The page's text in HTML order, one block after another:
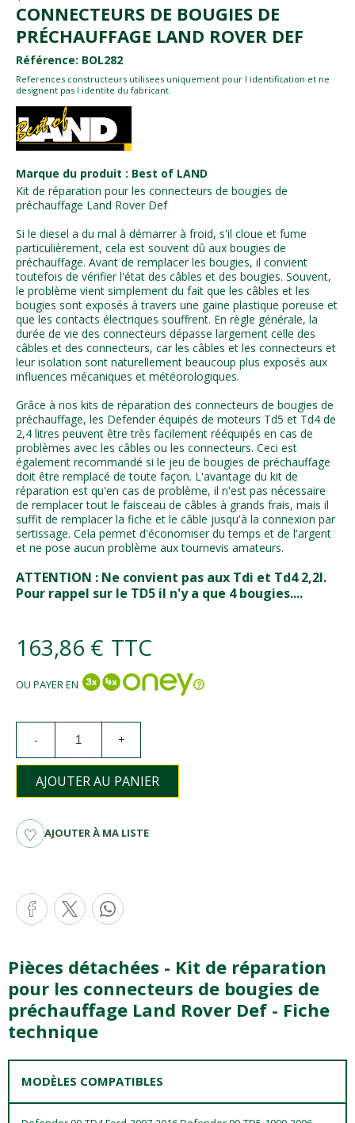
CONNECTEURS DE BOUGIES DE
PRÉCHAUFFAGE LAND ROVER DEF
Référence: BOL282
References constructeurs utilisees uniquement pour l identification et ne
designent pas l identite du fabricant.
Marque du produit : Best of LAND
Kit de réparation pour les connecteurs de bougies de
préchauffage Land Rover Def
Si le diesel a du mal à démarrer à froid, s'il cloue et fume
particulièrement, cela est souvent dû aux bougies de
préchauffage. Avant de remplacer les bougies, il convient
toutefois de vérifier l'état des câbles et des bougies. Souvent,
le problème vient simplement du fait que les câbles et les
bougies sont exposés à travers une gaine plastique poreuse et
que les contacts électriques souffrent. En règle générale, la
durée de vie des connecteurs dépasse largement celle des
câbles et des connecteurs, car les câbles et les connecteurs et
leur isolation sont naturellement beaucoup plus exposés aux
influences mécaniques et météorologiques.
Grâce à nos kits de réparation des connecteurs de bougies de
préchauffage, les Defender équipés de moteurs Td5 et Td4 de
2,4 litres peuvent être très facilement rééquipés en cas de
problèmes avec les câbles ou les connecteurs. Ceci est
également recommandé si le jeu de bougies de préchauffage
doit être remplacé de toute façon. L'avantage du kit de
réparation est qu'en cas de problème, il n'est pas nécessaire
de remplacer tout le faisceau de câbles à grands frais, mais il
suffit de remplacer la fiche et le câble jusqu'à la connexion par
sertissage. Cela permet d'économiser du temps et de l'argent
et ne pose aucun problème aux tournevis amateurs.
ATTENTION : Ne convient pas aux Tdi et Td4 2,2l.
Pour rappel sur le TD5 il n'y a que 4 bougies....
163,86 € TTC
OU PAYER EN
- +
AJOUTER AU PANIER
AJOUTER À MA LISTE
Pièces détachées - Kit de réparation
pour les connecteurs de bougies de
préchauffage Land Rover Def - Fiche
technique
MODÈLES COMPATIBLES